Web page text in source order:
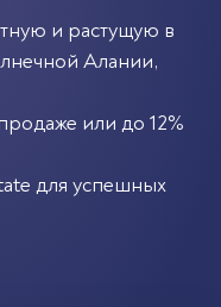
и растущую в
Алании,
или до 12%
для успешных